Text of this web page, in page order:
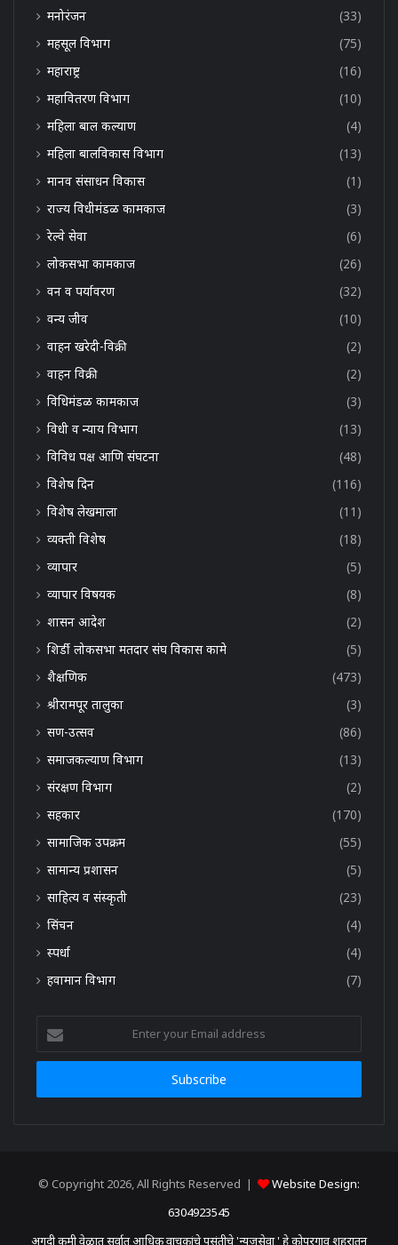
मनोरंजन
(33)
महसूल विभाग
(75)
महाराष्ट्र
(16)
महावितरण विभाग
(10)
महिला बाल कल्याण
(4)
महिला बालविकास विभाग
(13)
मानव संसाधन विकास
(1)
राज्य विधीमंडळ कामकाज
(3)
रेल्वे सेवा
(6)
लोकसभा कामकाज
(26)
वन व पर्यावरण
(32)
वन्य जीव
(10)
वाहन खरेदी-विक्री
(2)
वाहन विक्री
(2)
विधिमंडळ कामकाज
(3)
विधी व न्याय विभाग
(13)
विविध पक्ष आणि संघटना
(48)
विशेष दिन
(116)
विशेष लेखमाला
(11)
व्यक्ती विशेष
(18)
व्यापार
(5)
व्यापार विषयक
(8)
शासन आदेश
(2)
शिर्डी लोकसभा मतदार संघ विकास कामे
(5)
शैक्षणिक
(473)
श्रीरामपूर तालुका
(3)
सण-उत्सव
(86)
समाजकल्याण विभाग
(13)
संरक्षण विभाग
(2)
सहकार
(170)
सामाजिक उपक्रम
(55)
सामान्य प्रशासन
(5)
साहित्य व संस्कृती
(23)
सिंचन
(4)
स्पर्धा
(4)
हवामान विभाग
(7)
your
Email
© Copyright 2026, All Rights Reserved |
Website Design:
6304923545
अगदी कमी वेळात सर्वात आधिक वाचकांचे पसंतीचे 'न्यूजसेवा ' हे कोपरगाव शहरातून